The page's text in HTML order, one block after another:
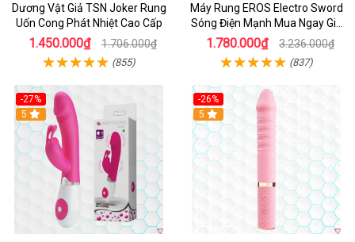
Dương Vật Giả TSN Joker Rung
Uốn Cong Phát Nhiệt Cao Cấp
1.450.000₫ 1.706.000₫
(855)
Máy Rung EROS Electro Sword
Sóng Điện Mạnh Mua Ngay Giá
Tốt
1.780.000₫ 3.236.000₫
(837)
-27%
Hot
5
-26%
Hot
5